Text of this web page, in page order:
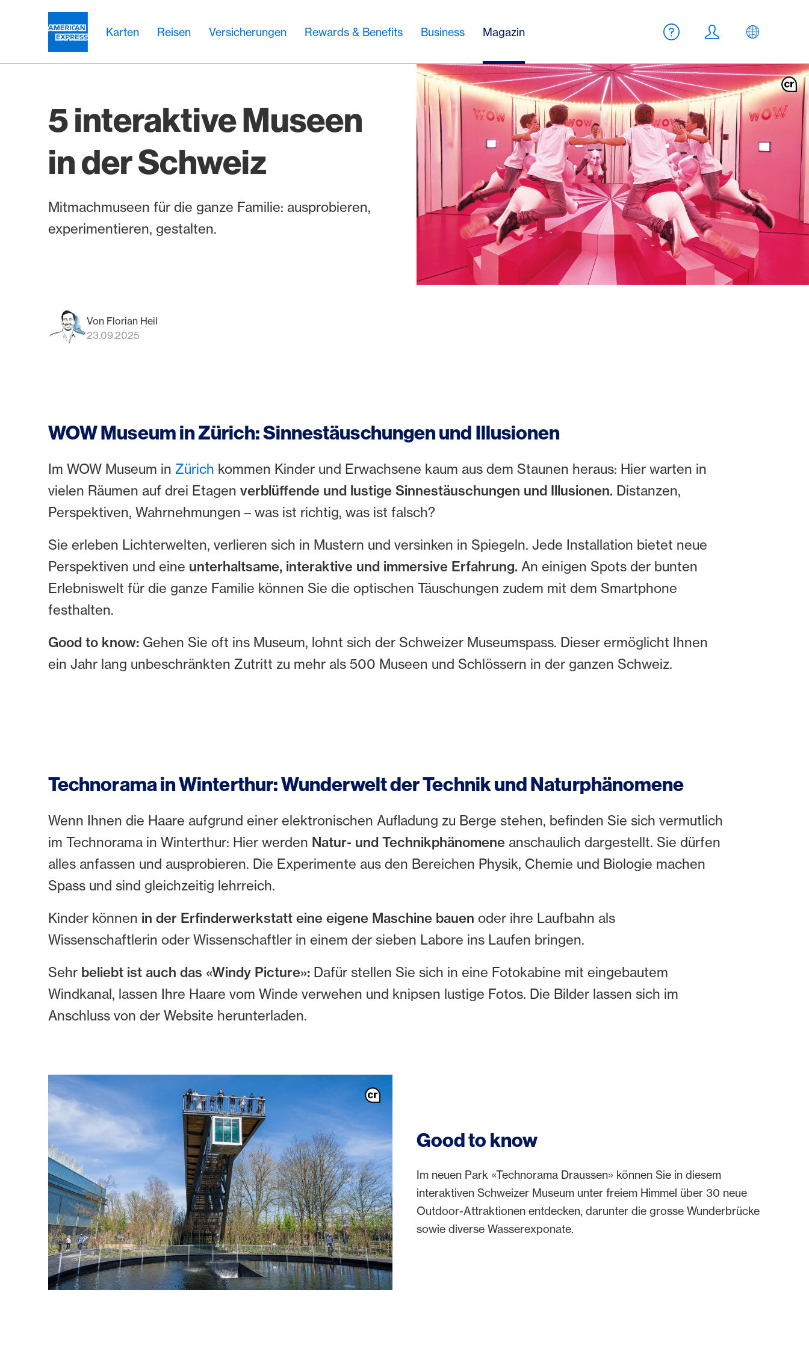
Karten Reisen Versicherungen Rewards & Benefits Business Magazin
Meta Navigation
Hilfe
Login DE
5 interaktive Museen
in der Schweiz
Mitmachmuseen für die ganze Familie: ausprobieren,
experimentieren, gestalten.
Von Florian Heil
23.09.2025
WOW Museum in Zürich: Sinnestäuschungen und Illusionen
Im WOW Museum in Zürich kommen Kinder und Erwachsene kaum aus dem Staunen heraus: Hier warten in
vielen Räumen auf drei Etagen verblüffende und lustige Sinnestäuschungen und Illusionen. Distanzen,
Perspektiven, Wahrnehmungen – was ist richtig, was ist falsch?
Sie erleben Lichterwelten, verlieren sich in Mustern und versinken in Spiegeln. Jede Installation bietet neue
Perspektiven und eine unterhaltsame, interaktive und immersive Erfahrung. An einigen Spots der bunten
Erlebniswelt für die ganze Familie können Sie die optischen Täuschungen zudem mit dem Smartphone
festhalten.
Good to know: Gehen Sie oft ins Museum, lohnt sich der Schweizer Museumspass. Dieser ermöglicht Ihnen
ein Jahr lang unbeschränkten Zutritt zu mehr als 500 Museen und Schlössern in der ganzen Schweiz.
Technorama in Winterthur: Wunderwelt der Technik und Naturphänomene
Wenn Ihnen die Haare aufgrund einer elektronischen Aufladung zu Berge stehen, befinden Sie sich vermutlich
im Technorama in Winterthur: Hier werden Natur- und Technikphänomene anschaulich dargestellt. Sie dürfen
alles anfassen und ausprobieren. Die Experimente aus den Bereichen Physik, Chemie und Biologie machen
Spass und sind gleichzeitig lehrreich.
Kinder können in der Erfinderwerkstatt eine eigene Maschine bauen oder ihre Laufbahn als
Wissenschaftlerin oder Wissenschaftler in einem der sieben Labore ins Laufen bringen.
Sehr beliebt ist auch das «Windy Picture»: Dafür stellen Sie sich in eine Fotokabine mit eingebautem
Windkanal, lassen Ihre Haare vom Winde verwehen und knipsen lustige Fotos. Die Bilder lassen sich im
Anschluss von der Website herunterladen.
Good to know
Im neuen Park «Technorama Draussen» können Sie in diesem
interaktiven Schweizer Museum unter freiem Himmel über 30 neue
Outdoor-Attraktionen entdecken, darunter die grosse Wunderbrücke
sowie diverse Wasserexponate.